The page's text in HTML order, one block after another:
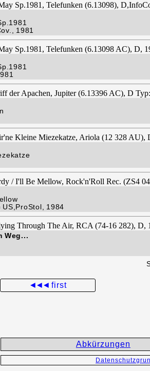
1981
1984
Weg...
◄◄◄first
Abkürzungen